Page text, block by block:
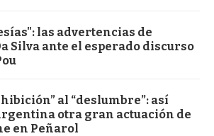
las advertencias de
Silva ante el esperado discurso
al “deslumbre”: así
otra gran actuación de
en Peñarol